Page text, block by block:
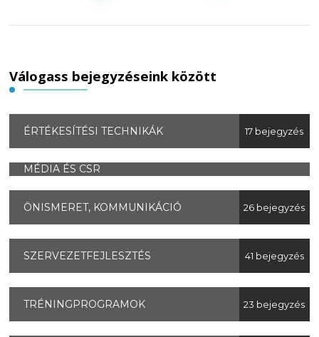
Válogass bejegyzéseink között
ÉRTÉKESÍTÉSI TECHNIKÁK 17 bejegyzés
MÉDIA ÉS CSR
ÖNISMERET, KOMMUNIKÁCIÓ 26 bejegyzés
SZERVEZETFEJLESZTÉS 41 bejegyzés
TRÉNINGPROGRAMOK 23 bejegyzés